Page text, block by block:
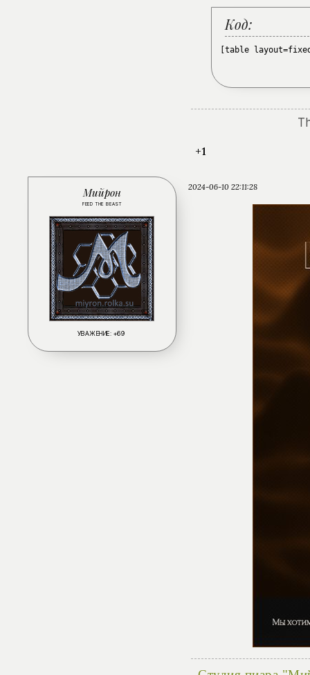
Код:
[table
+1
2024-06-10 22:11:28
Мийрон
FEED THE BEAST
УВАЖЕНИЕ: +69